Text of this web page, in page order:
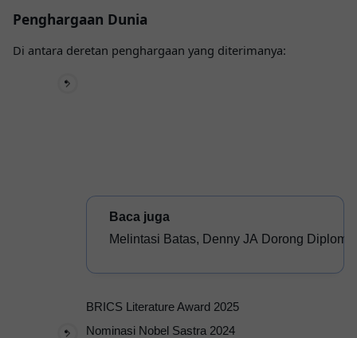
Penghargaan Dunia
Di antara deretan penghargaan yang diterimanya:
Baca juga
Melintasi Batas, Denny JA Dorong
BRICS Literature Award 2025
Nominasi Nobel Sastra 2024